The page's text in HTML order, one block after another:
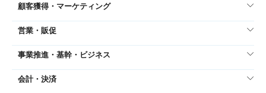
顧客獲得・マーケティング
営業・販促
事業推進・基幹・ビジネス
会計・決済